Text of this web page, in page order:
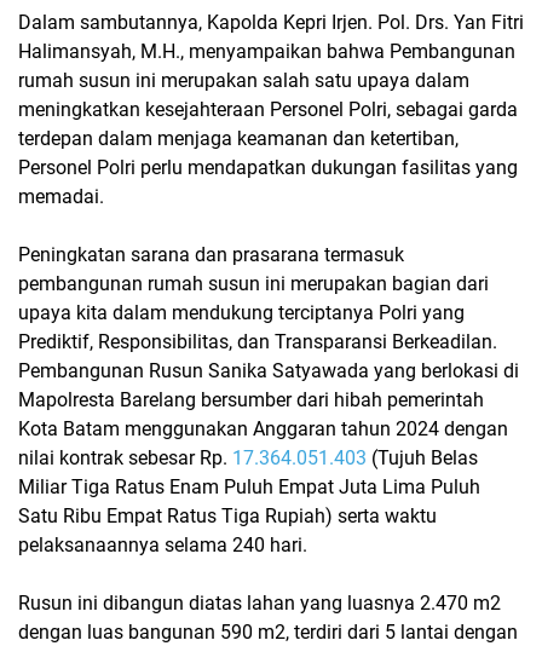
Dalam sambutannya, Kapolda Kepri Irjen. Pol. Drs. Yan Fitri
Halimansyah, M.H., menyampaikan bahwa Pembangunan
rumah susun ini merupakan salah satu upaya dalam
meningkatkan kesejahteraan Personel Polri, sebagai garda
terdepan dalam menjaga keamanan dan ketertiban,
Personel Polri perlu mendapatkan dukungan fasilitas yang
memadai.
Peningkatan sarana dan prasarana termasuk
pembangunan rumah susun ini merupakan bagian dari
upaya kita dalam mendukung terciptanya Polri yang
Prediktif, Responsibilitas, dan Transparansi Berkeadilan.
Pembangunan Rusun Sanika Satyawada yang berlokasi di
Mapolresta Barelang bersumber dari hibah pemerintah
Kota Batam menggunakan Anggaran tahun 2024 dengan
nilai kontrak sebesar Rp. 17.364.051.403 (Tujuh Belas
Miliar Tiga Ratus Enam Puluh Empat Juta Lima Puluh
Satu Ribu Empat Ratus Tiga Rupiah) serta waktu
pelaksanaannya selama 240 hari.
Rusun ini dibangun diatas lahan yang luasnya 2.470 m2
dengan luas bangunan 590 m2, terdiri dari 5 lantai dengan